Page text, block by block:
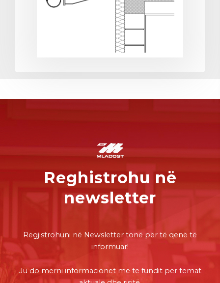
Reghistrohu në
newsletter
Regjistrohuni në Newsletter tonë për të qenë të
informuar!
Ju do merni informacionet më të fundit për temat